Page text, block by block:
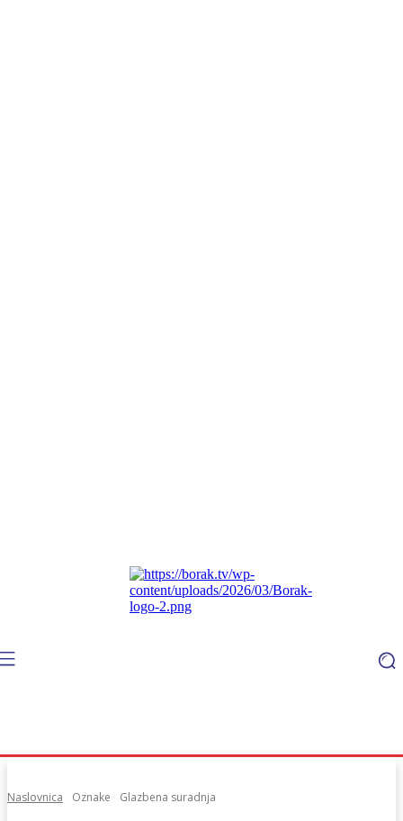
Naslovnica Oznake Glazbena suradnja